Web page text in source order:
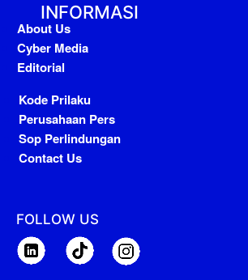
INFORMASI
About Us
Cyber Media
Editorial
Kode Prilaku
Perusahaan Pers
Sop Perlindungan
Contact Us
FOLLOW US